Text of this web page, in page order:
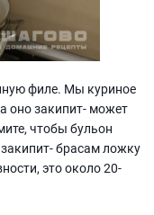
филе. Мы куриное
оно закипит- может
чтобы бульон
брасам ложку
это около 20-